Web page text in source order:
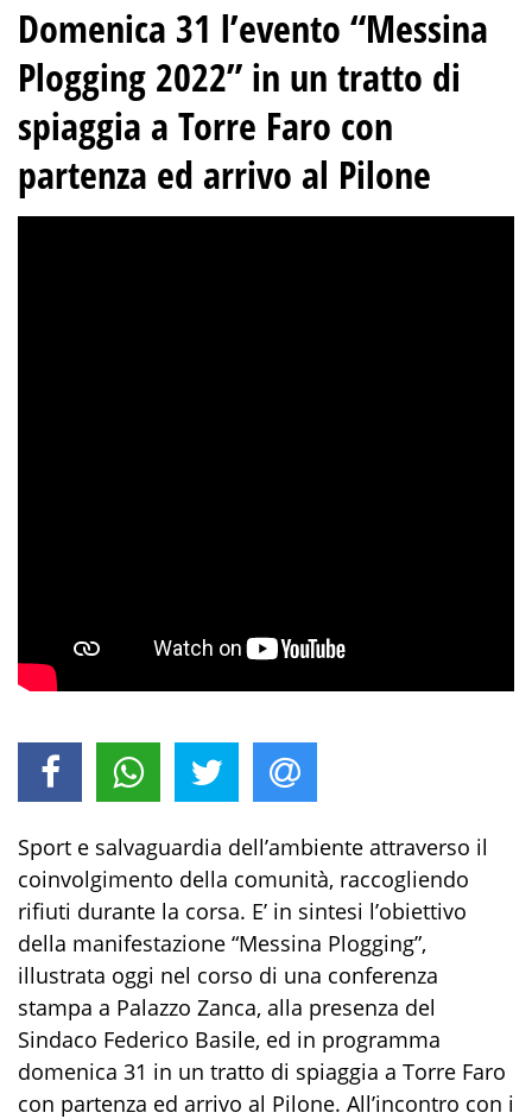
Domenica 31 l’evento “Messina
Plogging 2022” in un tratto di
spiaggia a Torre Faro con
partenza ed arrivo al Pilone
Sport e salvaguardia dell’ambiente attraverso il
coinvolgimento della comunità, raccogliendo
rifiuti durante la corsa. E’ in sintesi l’obiettivo
della manifestazione “Messina Plogging”,
illustrata oggi nel corso di una conferenza
stampa a Palazzo Zanca, alla presenza del
Sindaco Federico Basile, ed in programma
domenica 31 in un tratto di spiaggia a Torre Faro
con partenza ed arrivo al Pilone. All’incontro con i